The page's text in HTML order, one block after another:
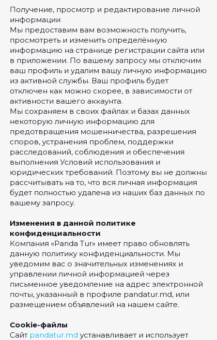
Получение, просмотр и редактирование личной
информации
Мы предоставим вам возможность получить,
просмотреть и изменить определённую
информацию на странице регистрации сайта или
в приложении. По вашему запросу мы отключим
ваш профиль и удалим вашу личную информацию
из активной службы. Ваш профиль будет
отключен как можно скорее, в зависимости от
активности вашего аккаунта.
Мы сохраняем в своих файлах и базах данных
некоторую личную информацию для
предотвращения мошенничества, разрешения
споров, устранения проблем, поддержки
расследований, соблюдения и обеспечения
выполнения Условий использования и
юридических требований. Поэтому вы не должны
рассчитывать на то, что вся личная информация
будет полностью удалена из наших баз данных по
вашему запросу.
Изменения в данной политике
конфиденциальности
Компания «Panda Tur» имеет право обновлять
данную политику конфиденциальности. Мы
уведомим вас о значительных изменениях и
управлении личной информацией через
письменное уведомление на адрес электронной
почты, указанный в профиле pandatur.md, или
размещением объявлений на нашем сайте.
Cookie-файлы
Сайт pandatur.md устанавливает и использует